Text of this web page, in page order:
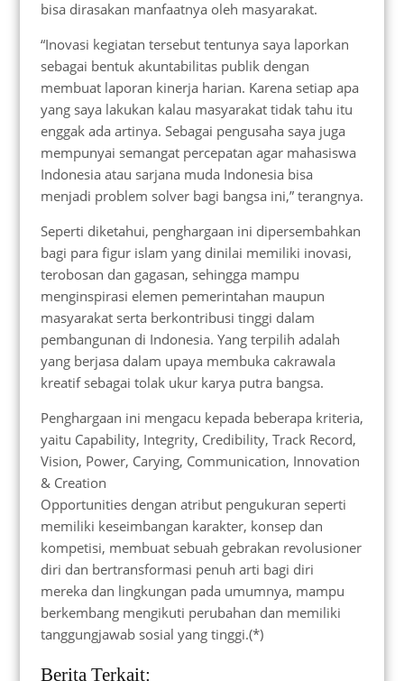
bisa dirasakan manfaatnya oleh masyarakat.
“Inovasi kegiatan tersebut tentunya saya laporkan
sebagai bentuk akuntabilitas publik dengan
membuat laporan kinerja harian. Karena setiap apa
yang saya lakukan kalau masyarakat tidak tahu itu
enggak ada artinya. Sebagai pengusaha saya juga
mempunyai semangat percepatan agar mahasiswa
Indonesia atau sarjana muda Indonesia bisa
menjadi problem solver bagi bangsa ini,” terangnya.
Seperti diketahui, penghargaan ini dipersembahkan
bagi para figur islam yang dinilai memiliki inovasi,
terobosan dan gagasan, sehingga mampu
menginspirasi elemen pemerintahan maupun
masyarakat serta berkontribusi tinggi dalam
pembangunan di Indonesia. Yang terpilih adalah
yang berjasa dalam upaya membuka cakrawala
kreatif sebagai tolak ukur karya putra bangsa.
Penghargaan ini mengacu kepada beberapa kriteria,
yaitu Capability, Integrity, Credibility, Track Record,
Vision, Power, Carying, Communication, Innovation
& Creation
Opportunities dengan atribut pengukuran seperti
memiliki keseimbangan karakter, konsep dan
kompetisi, membuat sebuah gebrakan revolusioner
diri dan bertransformasi penuh arti bagi diri
mereka dan lingkungan pada umumnya, mampu
berkembang mengikuti perubahan dan memiliki
tanggungjawab sosial yang tinggi.(*)
Berita Terkait: